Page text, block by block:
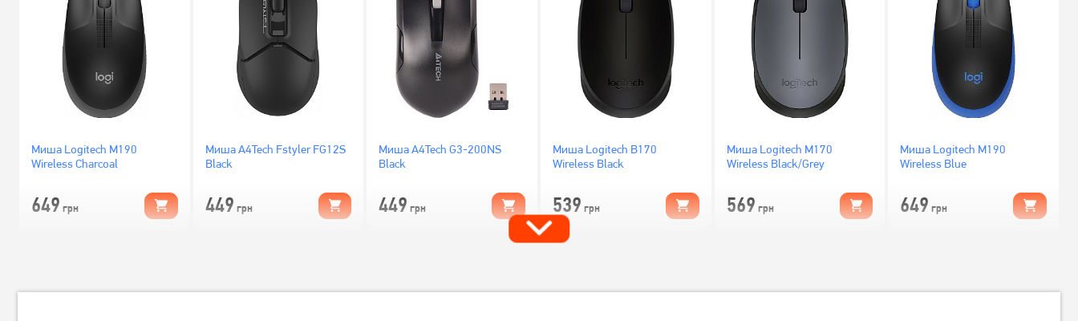
Миша Logitech M190
Wireless Charcoal
649 грн
Миша A4Tech Fstyler FG12S
Black
449 грн
Миша A4Tech G3-200NS
Black
449 грн
Миша Logitech B170
Wireless Black
539 грн
Миша Logitech M170
Wireless Black/Grey
569 грн
Миша Logitech M190
Wireless Blue
649 грн